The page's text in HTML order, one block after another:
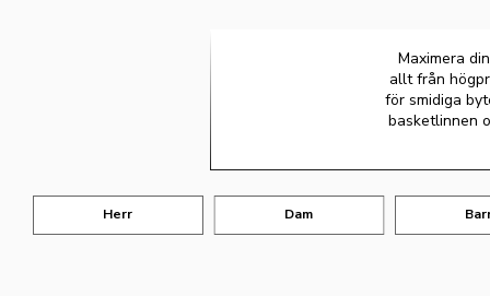
Maximera
allt från
för smidiga
basketlinnen
Herr Dam